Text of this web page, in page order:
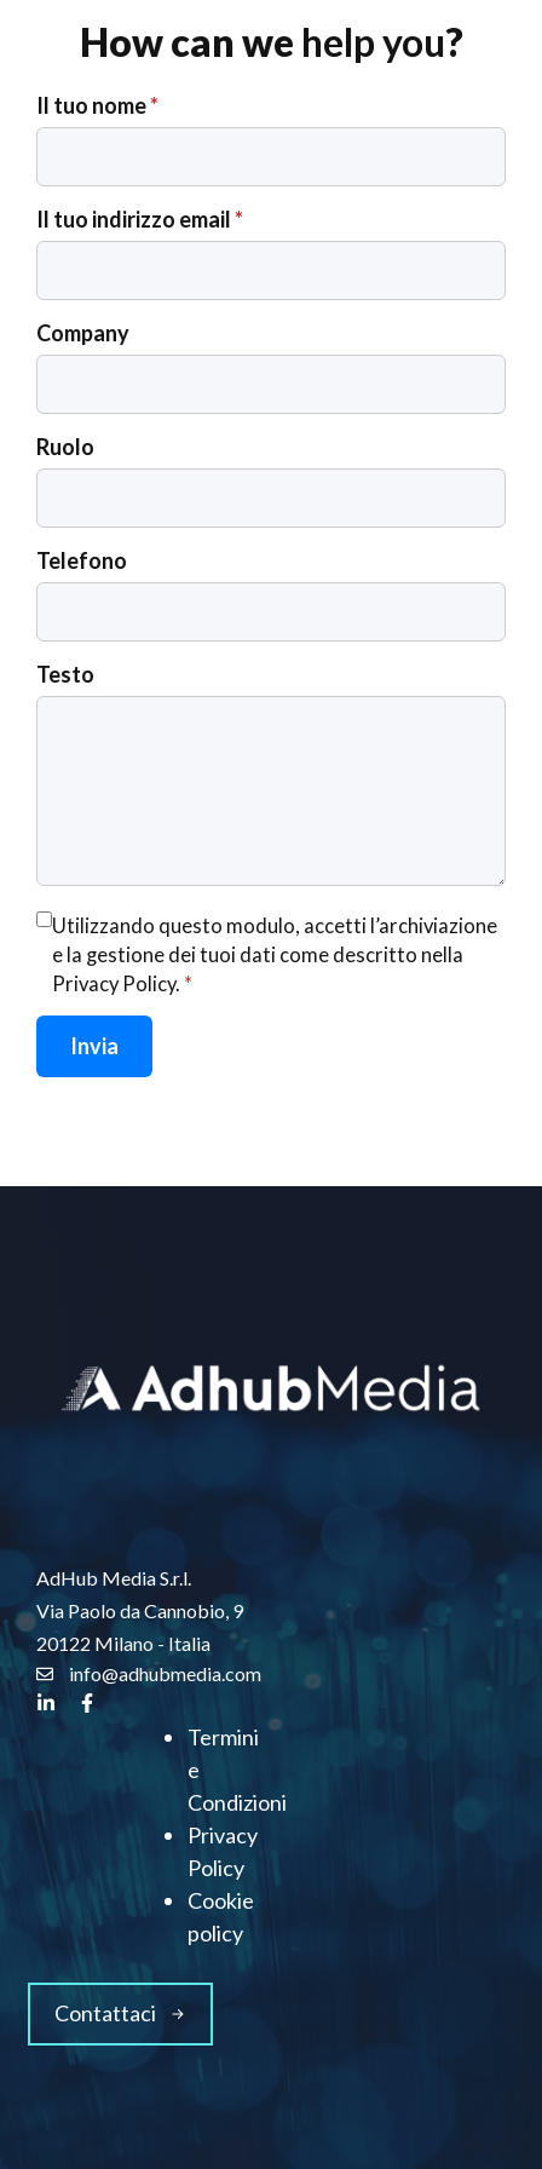
How can we help you?
Il tuo nome*
Il tuo indirizzo email*
Company
Ruolo
Telefono
Testo
Utilizzando questo modulo, accetti l’archiviazione
e la gestione dei tuoi dati come descritto nella
Privacy Policy. *
Invia
AdHub Media S.r.l.
Via Paolo da Cannobio, 9
20122 Milano - Italia
info@adhubmedia.com
Termini
e
Condizioni
Privacy
Policy
Cookie
policy
Contattaci